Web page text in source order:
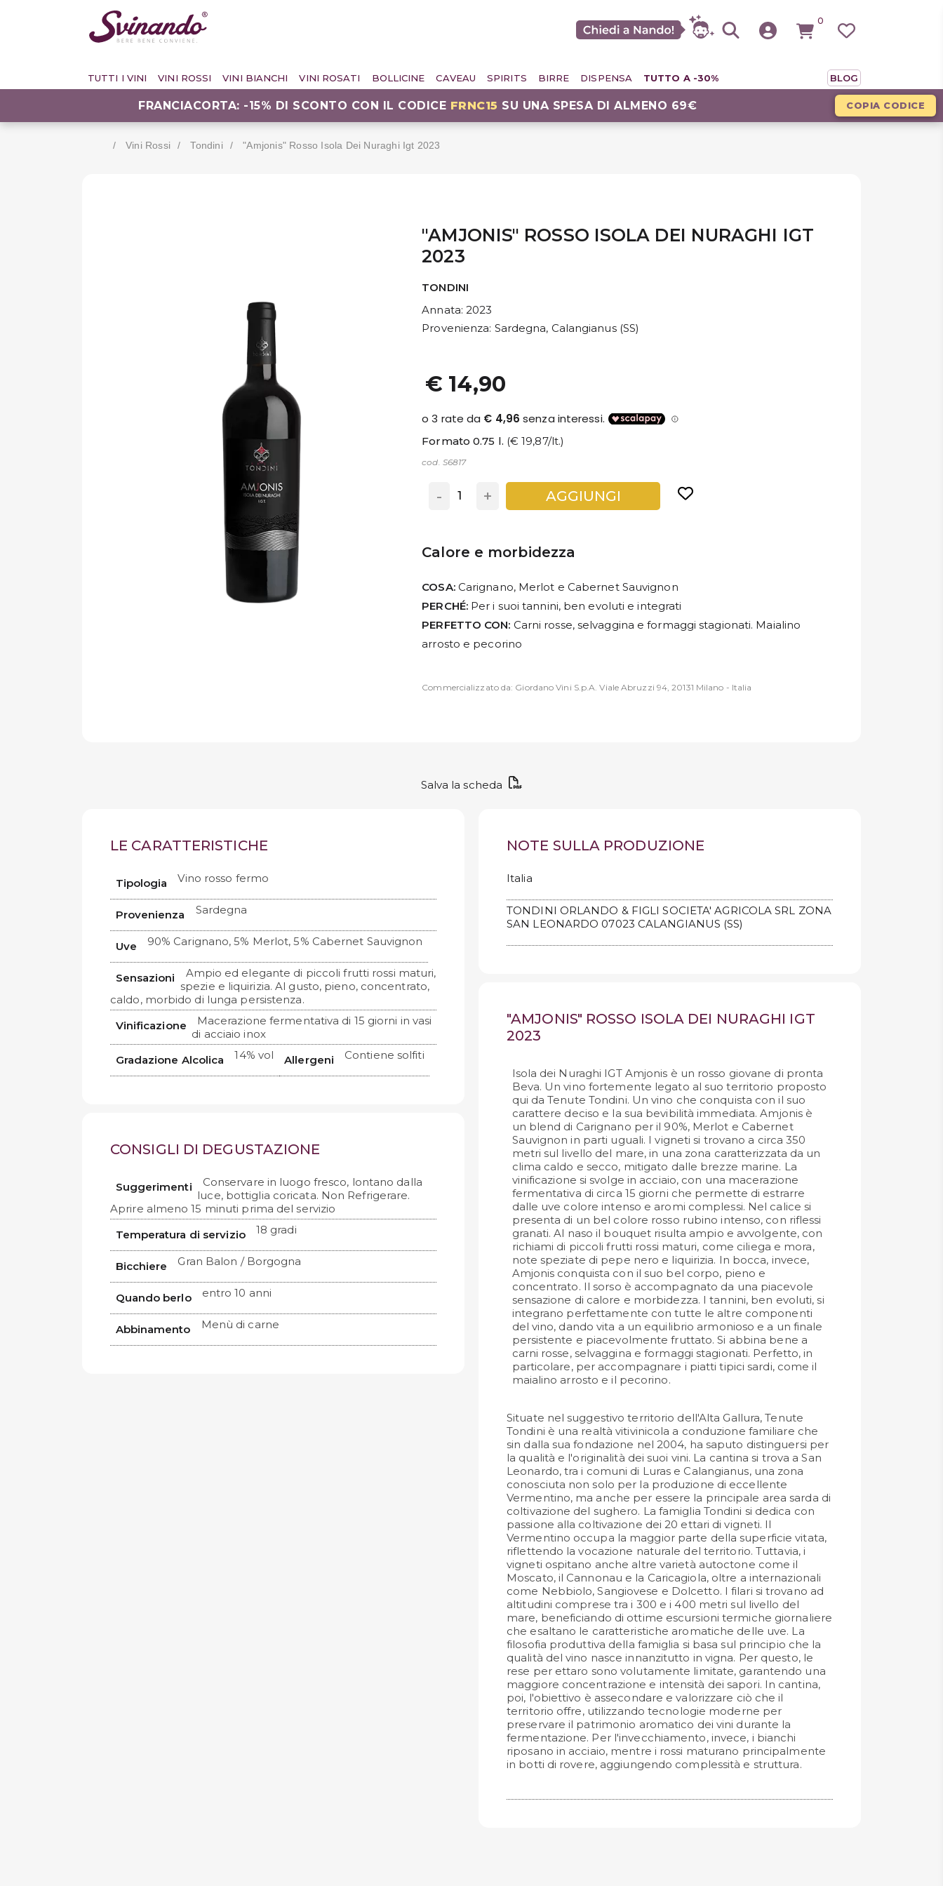
0
TUTTI I VINI VINI ROSSI VINI BIANCHI VINI ROSATI BOLLICINE CAVEAU SPIRITS BIRRE DISPENSA TUTTO A -30% BLOG
FRANCIACORTA: -15% DI SCONTO CON IL CODICE FRNC15 SU UNA SPESA DI ALMENO 69€ COPIA CODICE
Vini Rossi Tondini "amjonis" Rosso Isola Dei Nuraghi Igt 2023
"AMJONIS" ROSSO ISOLA DEI NURAGHI IGT
2023
TONDINI
Annata: 2023
Provenienza: Sardegna, Calangianus (SS)
€ 14,90
Formato 0.75 l. (€ 19,87/lt.)
cod. S6817
- + AGGIUNGI
Calore e morbidezza
COSA:Carignano, Merlot e Cabernet Sauvignon
PERCHÉ:Per i suoi tannini, ben evoluti e integrati
PERFETTO CON: Carni rosse, selvaggina e formaggi stagionati. Maialino
arrosto e pecorino
Commercializzato da: Giordano Vini S.p.A. Viale Abruzzi 94, 20131 Milano - Italia
Salva la scheda
LE CARATTERISTICHE
Tipologia Vino rosso fermo
Provenienza Sardegna
Uve 90% Carignano, 5% Merlot, 5% Cabernet Sauvignon
Sensazioni
Ampio ed elegante di piccoli frutti rossi maturi,
spezie e liquirizia. Al gusto, pieno, concentrato,
caldo, morbido di lunga persistenza.
Vinificazione
Macerazione fermentativa di 15 giorni in vasi
di acciaio inox
Gradazione Alcolica
14% vol Allergeni Contiene solfiti
CONSIGLI DI DEGUSTAZIONE
Suggerimenti
Conservare in luogo fresco, lontano dalla
luce, bottiglia coricata. Non Refrigerare.
Aprire almeno 15 minuti prima del servizio
Temperatura di servizio
18 gradi
Bicchiere Gran Balon / Borgogna
Quando berlo entro 10 anni
Abbinamento Menù di carne
NOTE SULLA PRODUZIONE
Italia
TONDINI ORLANDO & FIGLI SOCIETA' AGRICOLA SRL ZONA
SAN LEONARDO 07023 CALANGIANUS (SS)
"AMJONIS" ROSSO ISOLA DEI NURAGHI IGT
2023
Isola dei Nuraghi IGT Amjonis è un rosso giovane di pronta
Beva. Un vino fortemente legato al suo territorio proposto
qui da Tenute Tondini. Un vino che conquista con il suo
carattere deciso e la sua bevibilità immediata. Amjonis è
un blend di Carignano per il 90%, Merlot e Cabernet
Sauvignon in parti uguali. I vigneti si trovano a circa 350
metri sul livello del mare, in una zona caratterizzata da un
clima caldo e secco, mitigato dalle brezze marine. La
vinificazione si svolge in acciaio, con una macerazione
fermentativa di circa 15 giorni che permette di estrarre
dalle uve colore intenso e aromi complessi. Nel calice si
presenta di un bel colore rosso rubino intenso, con riflessi
granati. Al naso il bouquet risulta ampio e avvolgente, con
richiami di piccoli frutti rossi maturi, come ciliega e mora,
note speziate di pepe nero e liquirizia. In bocca, invece,
Amjonis conquista con il suo bel corpo, pieno e
concentrato. Il sorso è accompagnato da una piacevole
sensazione di calore e morbidezza. I tannini, ben evoluti, si
integrano perfettamente con tutte le altre componenti
del vino, dando vita a un equilibrio armonioso e a un finale
persistente e piacevolmente fruttato. Si abbina bene a
carni rosse, selvaggina e formaggi stagionati. Perfetto, in
particolare, per accompagnare i piatti tipici sardi, come il
maialino arrosto e il pecorino.
Situate nel suggestivo territorio dell'Alta Gallura, Tenute
Tondini è una realtà vitivinicola a conduzione familiare che
sin dalla sua fondazione nel 2004, ha saputo distinguersi per
la qualità e l'originalità dei suoi vini. La cantina si trova a San
Leonardo, tra i comuni di Luras e Calangianus, una zona
conosciuta non solo per la produzione di eccellente
Vermentino, ma anche per essere la principale area sarda di
coltivazione del sughero. La famiglia Tondini si dedica con
passione alla coltivazione dei 20 ettari di vigneti. Il
Vermentino occupa la maggior parte della superficie vitata,
riflettendo la vocazione naturale del territorio. Tuttavia, i
vigneti ospitano anche altre varietà autoctone come il
Moscato, il Cannonau e la Caricagiola, oltre a internazionali
come Nebbiolo, Sangiovese e Dolcetto. I filari si trovano ad
altitudini comprese tra i 300 e i 400 metri sul livello del
mare, beneficiando di ottime escursioni termiche giornaliere
che esaltano le caratteristiche aromatiche delle uve. La
filosofia produttiva della famiglia si basa sul principio che la
qualità del vino nasce innanzitutto in vigna. Per questo, le
rese per ettaro sono volutamente limitate, garantendo una
maggiore concentrazione e intensità dei sapori. In cantina,
poi, l'obiettivo è assecondare e valorizzare ciò che il
territorio offre, utilizzando tecnologie moderne per
preservare il patrimonio aromatico dei vini durante la
fermentazione. Per l'invecchiamento, invece, i bianchi
riposano in acciaio, mentre i rossi maturano principalmente
in botti di rovere, aggiungendo complessità e struttura.